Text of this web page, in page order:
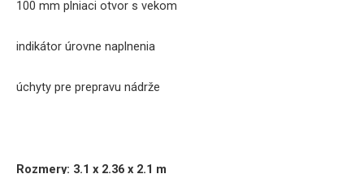
100 mm plniaci otvor s vekom
indikátor úrovne naplnenia
úchyty pre prepravu nádrže
Rozmery: 3.1 x 2.36 x 2.1 m